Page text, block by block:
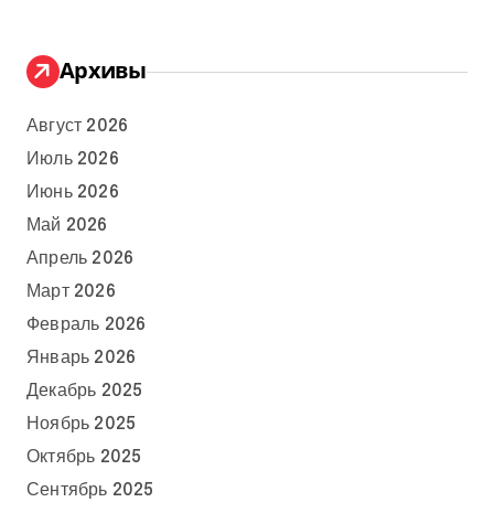
Архивы
Август 2026
Июль 2026
Июнь 2026
Май 2026
Апрель 2026
Март 2026
Февраль 2026
Январь 2026
Декабрь 2025
Ноябрь 2025
Октябрь 2025
Сентябрь 2025